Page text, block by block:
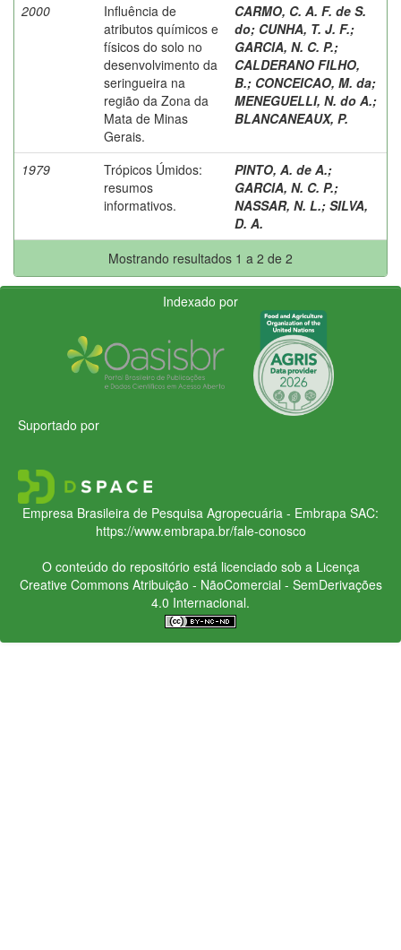
2000
Influência de
atributos químicos e
físicos do solo no
desenvolvimento da
seringueira na
região da Zona da
Mata de Minas
Gerais.
CARMO, C. A. F. de S.
do; CUNHA, T. J. F.;
GARCIA, N. C. P.;
CALDERANO FILHO,
B.; CONCEICAO, M. da;
MENEGUELLI, N. do A.;
BLANCANEAUX, P.
1979
Trópicos Úmidos:
resumos
informativos.
PINTO, A. de A.;
GARCIA, N. C. P.;
NASSAR, N. L.; SILVA,
D. A.
Mostrando resultados 1 a 2 de 2
Indexado por
Suportado por
Empresa Brasileira de Pesquisa Agropecuária - Embrapa SAC:
https://www.embrapa.br/fale-conosco
O conteúdo do repositório está licenciado sob a Licença
Creative CommonsAtribuição - NãoComercial - SemDerivações
4.0 Internacional.